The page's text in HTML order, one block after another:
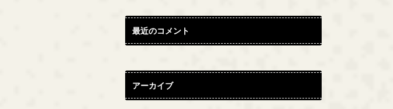
最近のコメント
アーカイブ